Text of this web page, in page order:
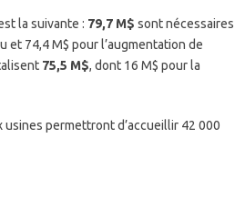
la suivante : 79,7 M$ sont nécessaires
et 74,4 M$ pour l’augmentation de
75,5 M$, dont 16 M$ pour la
permettront d’accueillir 42 000